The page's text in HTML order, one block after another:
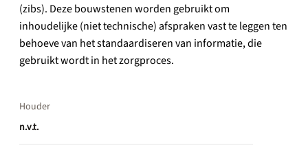
(zibs). Deze bouwstenen worden gebruikt om
inhoudelijke (niet technische) afspraken vast te leggen ten
behoeve van het standaardiseren van informatie, die
gebruikt wordt in het zorgproces.
Houder
n.v.t.